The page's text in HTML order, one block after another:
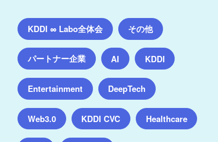
KDDI ∞ Labo全体会 その他
パートナー企業 AI KDDI
Entertainment DeepTech
Web3.0 KDDI CVC Healthcare